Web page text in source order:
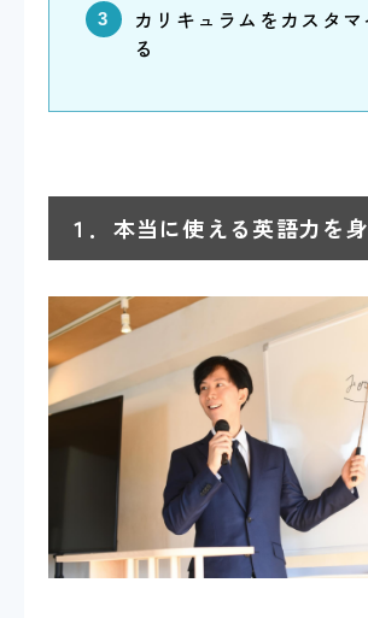
カリキュラムをカスタマ
る
１．本当に使える英語力を